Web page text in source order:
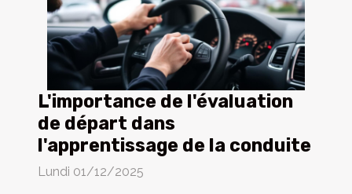
L'importance de l'évaluation
de départ dans
l'apprentissage de la conduite
Lundi 01/12/2025